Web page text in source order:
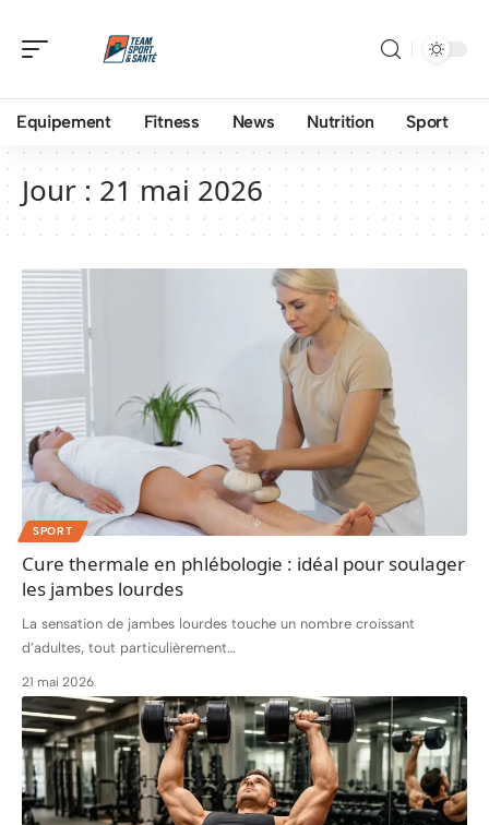
Equipement Fitness News Nutrition Sport
Jour : 21 mai 2026
SPORT
Cure thermale en phlébologie : idéal pour soulager
les jambes lourdes
La sensation de jambes lourdes touche un nombre croissant
d’adultes, tout particulièrement…
21 mai 2026